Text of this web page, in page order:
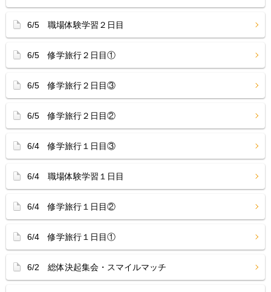
6/5 職場体験学習２日目
6/5 修学旅行２日目①
6/5 修学旅行２日目③
6/5 修学旅行２日目②
6/4 修学旅行１日目③
6/4 職場体験学習１日目
6/4 修学旅行１日目②
6/4 修学旅行１日目①
6/2 総体決起集会・スマイルマッチ